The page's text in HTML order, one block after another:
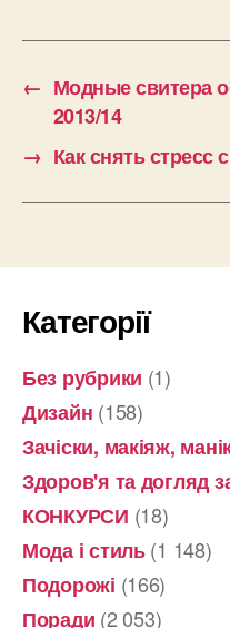
← Модные свитера
2013/14
→ Как снять стресс
Категорії
Без рубрики (1)
Дизайн (158)
Зачіски, макіяж,
Здоров'я та догляд
КОНКУРСИ (18)
Мода і стиль(1 148)
Подорожі (166)
Поради (2 053)